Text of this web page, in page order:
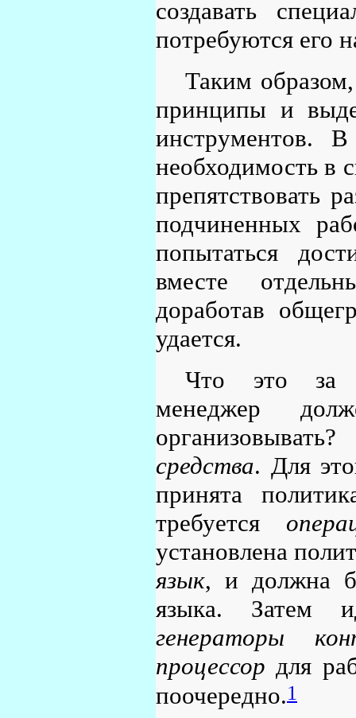
создавать
потребуются его
Таким
принципы и
инструментов.
необходимость в
препятствовать
подчиненных
попытаться
вместе
доработав
удается.
Что это за
менеджер
средства. Для
принята
требуется
установлена
язык, и должна
языка. Затем
генераторы
процессор для
поочередно.1